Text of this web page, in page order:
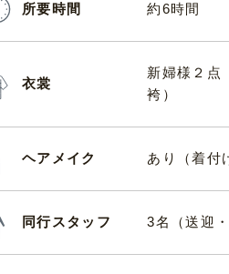
所要時間 約6時間
衣裳
新婦様２点
袴）
ヘアメイク あり（着付
同行スタッフ 3名（送迎